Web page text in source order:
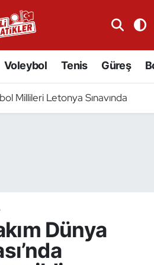
Voleybol Tenis Güreş
Millileri Letonya Sınavında
Dünya